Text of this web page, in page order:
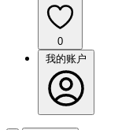
0
我的账户